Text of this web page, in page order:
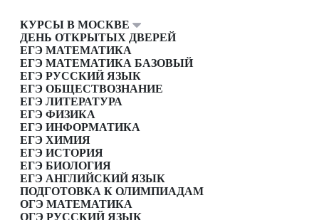
КУРСЫ В МОСКВЕ
ДЕНЬ ОТКРЫТЫХ ДВЕРЕЙ
ЕГЭ МАТЕМАТИКА
ЕГЭ МАТЕМАТИКА БАЗОВЫЙ
ЕГЭ РУССКИЙ ЯЗЫК
ЕГЭ ОБЩЕСТВОЗНАНИЕ
ЕГЭ ЛИТЕРАТУРА
ЕГЭ ФИЗИКА
ЕГЭ ИНФОРМАТИКА
ЕГЭ ХИМИЯ
ЕГЭ ИСТОРИЯ
ЕГЭ БИОЛОГИЯ
ЕГЭ АНГЛИЙСКИЙ ЯЗЫК
ПОДГОТОВКА К ОЛИМПИАДАМ
ОГЭ МАТЕМАТИКА
ОГЭ РУССКИЙ ЯЗЫК